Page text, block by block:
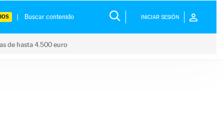
INICIAR SESIÓN
de hasta 4.500 euro